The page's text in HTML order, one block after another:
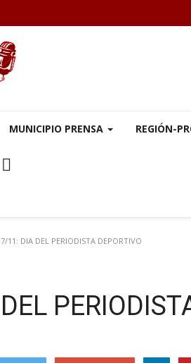
MUNICIPIO PRENSA REGIÓN-
11: DIA DEL PERIODISTA DEPORTIVO